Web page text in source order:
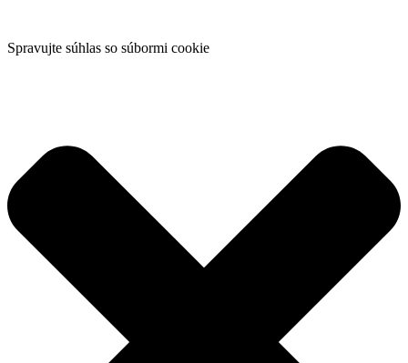
Spravujte súhlas so súbormi cookie